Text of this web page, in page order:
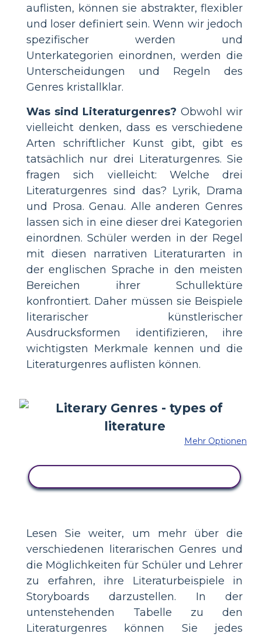
auflisten, können sie abstrakter, flexibler
und loser definiert sein. Wenn wir jedoch
spezifischer werden und
Unterkategorien einordnen, werden die
Unterscheidungen und Regeln des
Genres kristallklar.
Was sind Literaturgenres? Obwohl wir
vielleicht denken, dass es verschiedene
Arten schriftlicher Kunst gibt, gibt es
tatsächlich nur drei Literaturgenres. Sie
fragen sich vielleicht: Welche drei
Literaturgenres sind das? Lyrik, Drama
und Prosa. Genau. Alle anderen Genres
lassen sich in eine dieser drei Kategorien
einordnen. Schüler werden in der Regel
mit diesen narrativen Literaturarten in
der englischen Sprache in den meisten
Bereichen ihrer Schullektüre
konfrontiert. Daher müssen sie Beispiele
literarischer künstlerischer
Ausdrucksformen identifizieren, ihre
wichtigsten Merkmale kennen und die
Literaturgenres auflisten können.
Mehr Optionen
Lesen Sie weiter, um mehr über die
verschiedenen literarischen Genres und
die Möglichkeiten für Schüler und Lehrer
zu erfahren, ihre Literaturbeispiele in
Storyboards darzustellen. In der
untenstehenden Tabelle zu den
Literaturgenres können Sie jedes